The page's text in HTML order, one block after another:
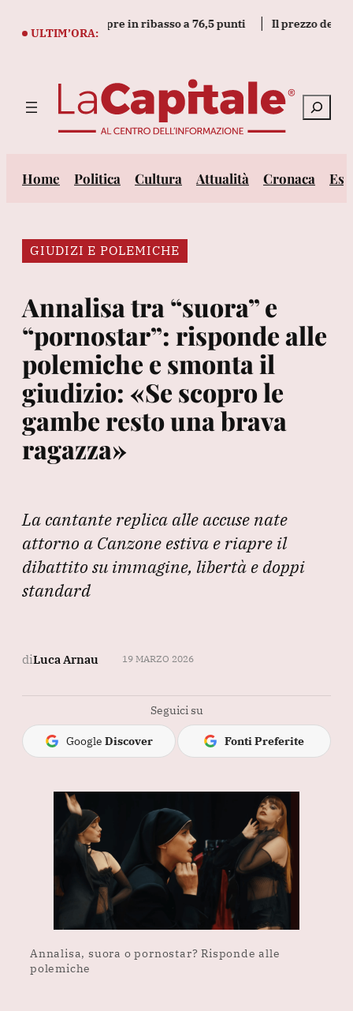
ULTIM’ORA:
tedeschi apre in ribasso a 76,5 punti Il prezzo dell'oro
Cerca
Home Politica Cultura Attualità Cronaca
GIUDIZI E POLEMICHE
Annalisa tra “suora” e
“pornostar”: risponde alle
polemiche e smonta il
giudizio: «Se scopro le
gambe resto una brava
ragazza»
La cantante replica alle accuse nate
attorno a Canzone estiva e riapre il
dibattito su immagine, libertà e doppi
standard
diLuca Arnau 19 MARZO 2026
Seguici su
Google Discover Fonti Preferite
Annalisa, suora o pornostar? Risponde alle
polemiche